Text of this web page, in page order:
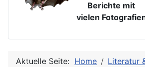
Berichte mit
vielen
Aktuelle Seite: Home
Literatur